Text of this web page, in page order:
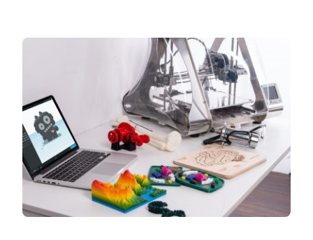
Antena Tecnológica
Eventos
Conócenos